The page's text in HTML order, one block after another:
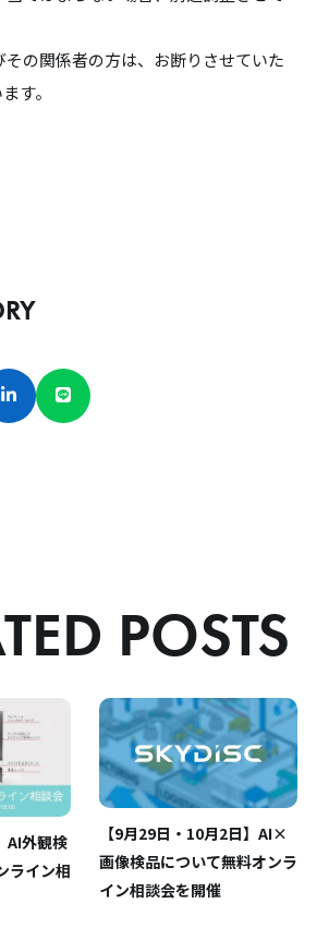
の関係者の方は、お断りさせていた
す。
POSTS
AI外観検
ライン相
【9月29日・10月2日】AI×
画像検品について無料オンラ
イン相談会を開催